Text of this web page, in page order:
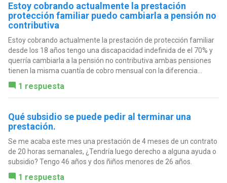
Estoy cobrando actualmente la prestación
protección familiar puedo cambiarla a pensión no
contributiva
Estoy cobrando actualmente la prestación de protección familiar
desde los 18 años tengo una discapacidad indefinida de el 70% y
querría cambiarla a la pensión no contributiva ambas pensiones
tienen la misma cuantía de cobro mensual con la diferencia...
1 respuesta
Qué subsidio se puede pedir al terminar una
prestación.
Se me acaba este mes una prestación de 4 meses de un contrato
de 20 horas semanales, ¿Tendría luego derecho a alguna ayuda o
subsidio? Tengo 46 años y dos ñiños menores de 26 años.
1 respuesta